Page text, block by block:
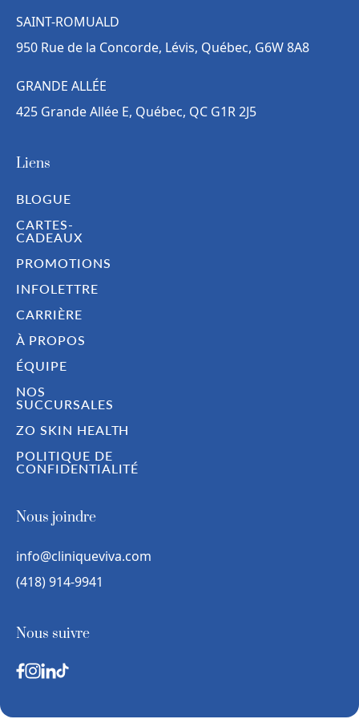
SAINT-ROMUALD
950 Rue de la Concorde, Lévis, Québec, G6W 8A8
GRANDE ALLÉE
425 Grande Allée E, Québec, QC G1R 2J5
Liens
BLOGUE
CARTES-
CADEAUX
PROMOTIONS
INFOLETTRE
CARRIÈRE
À PROPOS
ÉQUIPE
NOS
SUCCURSALES
ZO SKIN HEALTH
POLITIQUE DE
CONFIDENTIALITÉ
Nous joindre
info@cliniqueviva.com
(418) 914-9941
Nous suivre